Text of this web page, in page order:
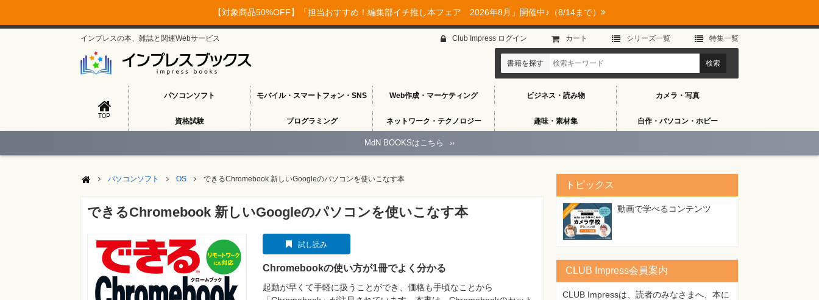
【対象商品50%OFF】「担当おすすめ！編集部イチ推し本フェア 2026年8月」開催中♪（8/14まで）
インプレスの本、雑誌と関連Webサービス
TOP
パソコンソフト モバイル・スマートフォン・SNS Web作成・マーケティング ビジネス・読み物 カメラ・写真
資格試験 プログラミング ネットワーク・テクノロジー 趣味・素材集 自作・パソコン・ホビー
Club Impress ログイン カート シリーズ⼀覧 特集⼀覧
書籍を探す
MdN BOOKSはこちら ››
パソコンソフト OS できるChromebook 新しいGoogleのパソコンを使いこなす本
できるChromebook 新しいGoogleのパソコンを使いこなす本
試し読み
Chromebookの使い方が1冊でよく分かる
起動が早くて手軽に扱うことができ、価格も手頃なことから
トピックス
動画で学べるコンテンツ
CLUB Impress会員案内
CLUB Impressは、読者のみなさまへ、本に